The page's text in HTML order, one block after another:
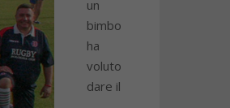
un
bimbo
ha
voluto
dare il